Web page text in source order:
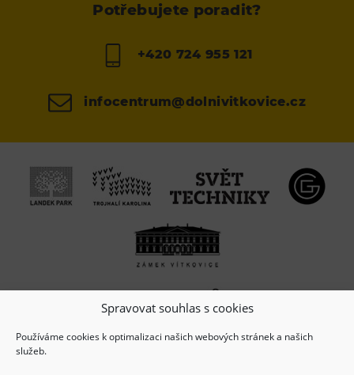
Spravovat souhlas s cookies
Používáme cookies k optimalizaci našich webových stránek a našich
služeb.
Potřebujete poradit?
+420 724 955 121
infocentrum@dolnivitkovice.cz